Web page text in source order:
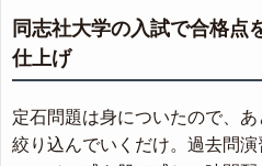
同志社大学の入試で合格点
仕上げ
定石問題は身についたので、
絞り込んでいくだけ。過去問